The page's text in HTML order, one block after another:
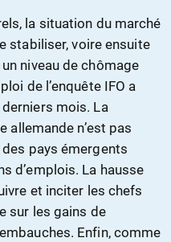
la situation du marché
stabiliser, voire ensuite
niveau de chômage
de l’enquête IFO a
mois. La
allemande n’est pas
pays émergents
d’emplois. La hausse
et inciter les chefs
sur les gains de
Enfin, comme